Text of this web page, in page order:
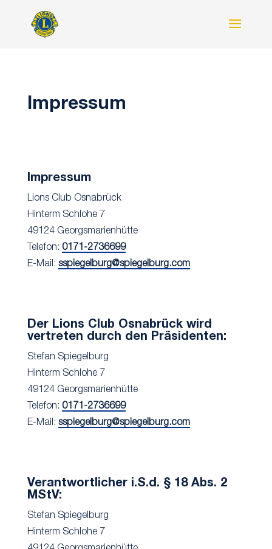
Impressum
Impressum
Lions Club Osnabrück
Hinterm Schlohe 7
49124 Georgsmarienhütte
Telefon: 0171-2736699
E-Mail: sspiegelburg@spiegelburg.com
Der Lions Club Osnabrück wird
vertreten durch den Präsidenten:
Stefan Spiegelburg
Hinterm Schlohe 7
49124 Georgsmarienhütte
Telefon: 0171-2736699
E-Mail: sspiegelburg@spiegelburg.com
Verantwortlicher i.S.d. § 18 Abs. 2
MStV:
Stefan Spiegelburg
Hinterm Schlohe 7